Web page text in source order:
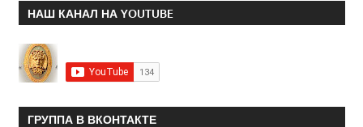
НАШ КАНАЛ НА YOUTUBE
ГРУППА В ВКОНТАКТЕ